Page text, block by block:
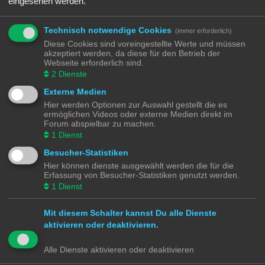
Nicht jeder Anbieter von 3D Druck Diensten will euch nur das gedruckte Modell
verkaufen, manche bieten euch auch an die Druckvorlagen zu kaufen und
herunterzuladen. Die Qualität von 3D Modellen aus dem Drucker ist abhängig
vom Drucker und vom Filament (Druckmedium). Hier muss jeder seine eigenen
Erfahrungen sammeln.
https://de.wikipedia.org/wiki/3D-Druck
Mir aktuelle bekannte Dienstleister zum Drucken sind:
https://www.shapeways.com/
https://www.thingiverse.com/
https://cults3d.com/de
https://www.printables.com/de
Modellbahnforum Forum Alle Zeiten sindUTC+02:00
Powered byphpBB® Forum Software © phpBB Limited
Datenschutz|Nutzungsbedingungen
Technisch notwendige Cookies (immer erforderlich)
Diese Cookies sind voreingestellte Werte und müssen
akzeptiert werden, da diese für den Betrieb der
Webseite erforderlich sind.
2 Dienste
Externe Medien
Hier werden Optionen zur Auswahl gestellt die es
ermöglichen Videos oder externe Medien direkt im
Forum abspielbar zu machen.
1 Dienst
Besucher-Statistiken
Hier können dienste ausgewählt werden die für die
Erfassung von Besucher-Statistiken genutzt werden.
1 Dienst
Mit diesem Schalter kannst Du alle Dienste
aktivieren oder deaktivieren.
Alle Dienste aktivieren oder deaktivieren